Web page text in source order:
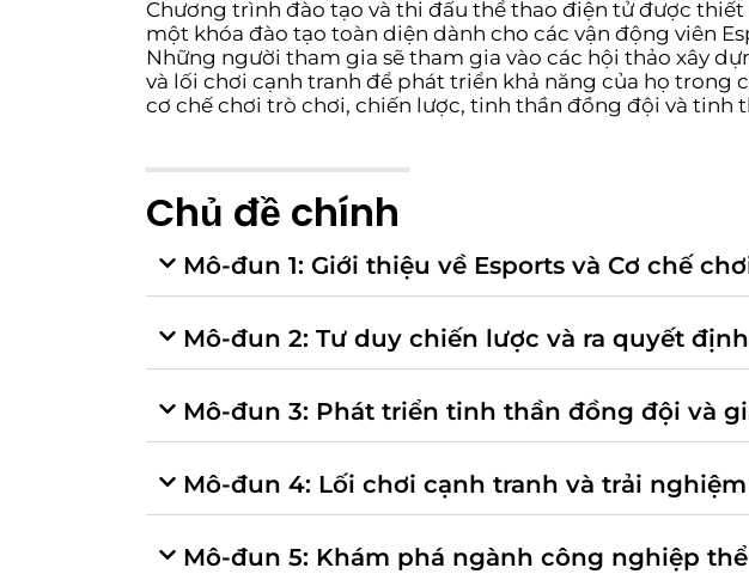
Chương trình đào tạo và thi đấu thể thao điện tử được thiết
một khóa đào tạo toàn diện dành cho các vận động viên
Những người tham gia sẽ tham gia vào các hội thảo xây
và lối chơi cạnh tranh để phát triển khả năng của họ trong
cơ chế chơi trò chơi, chiến lược, tinh thần đồng đội và tinh
Chủ đề chính
Mô-đun 1: Giới thiệu về Esports và Cơ chế
Mô-đun 2: Tư duy chiến lược và ra quyết định
Mô-đun 3: Phát triển tinh thần đồng đội và
Mô-đun 4: Lối chơi cạnh tranh và trải
Mô-đun 5: Khám phá ngành công nghiệp